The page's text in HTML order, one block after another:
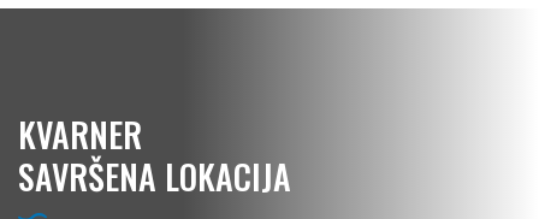
KVARNER
SAVRŠENA LOKACIJA